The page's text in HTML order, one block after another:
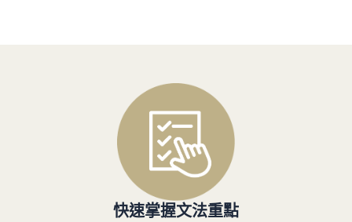
快速掌握文法重點